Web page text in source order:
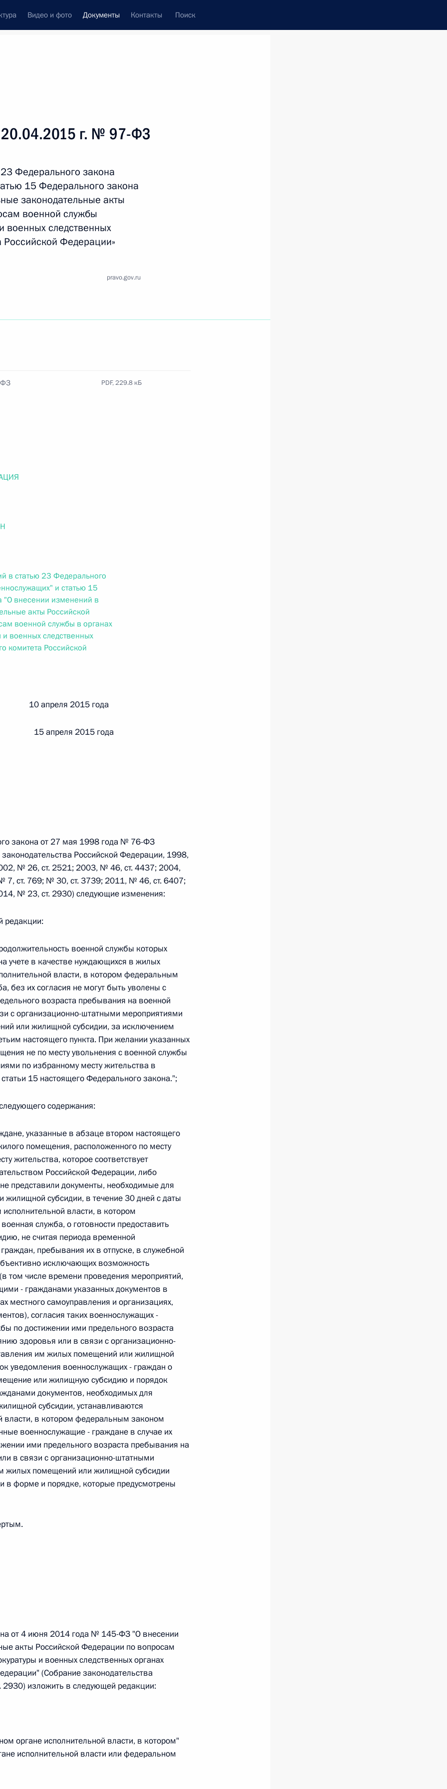
Видео и фото Документы Контакты Поиск
принятия
закона «О статусе военнослужащих» и статью 86
г. № 256-ФЗ
г. № 263-ФЗ
закона «О государственной регистрации
г. № 242-ФЗ
№ 246-ФЗ
г. № 268-ФЗ
«О пробации в Российской Федерации»
г. № 267-ФЗ
закона «О благотворительной деятельности
г. № 251-ФЗ
Федерации и статьи 31 и 151 Уголовно-
г. № 264-ФЗ
закона «Об актах гражданского состояния»
13 статьи 3 Федерального закона «О внесении
состояния“
г. № 270-ФЗ
закона «Об автономных учреждениях»
г. № 244-ФЗ
Российской Федерации и Кабинетом
статусе представительств компетентных органов
Федерации и Киргизской Республике
г. № 252-ФЗ
водного транспорта Российской Федерации и статью 1
измерений»
Федерации об административных правонарушениях
г. № 247-ФЗ
Российской Федерации об административных
г. № 245-ФЗ
20.04.2015 г. № 97-ФЗ
Федерального закона
15 Федерального закона
законодательные акты
военной службы
военных следственных
Российской Федерации»
pravo.gov.ru
ФЗ PDF, 229.8 кБ
в статью 23 Федерального
и статью 15
"О внесении изменений в
акты Российской
военной службы в органах
военных следственных
комитета Российской
10 апреля 2015 года
апреля 2015 года
закона от 27 мая 1998 года № 76-ФЗ
Российской Федерации, 1998,
№ 26, ст. 2521; 2003, № 46, ст. 4437; 2004,
ст. 769; № 30, ст. 3739; 2011, № 46, ст. 6407;
№ 23, ст. 2930) следующие изменения:
редакции:
военной службы которых
учете в качестве нуждающихся в жилых
власти, в котором федеральным
без их согласия не могут быть уволены с
возраста пребывания на военной
с организационно-штатными мероприятиями
или жилищной субсидии, за исключением
настоящего пункта. При желании указанных
не по месту увольнения с военной службы
по избранному месту жительства в
15 настоящего Федерального закона.";
содержания:
указанные в абзаце втором настоящего
помещения, расположенного по месту
жительства, которое соответствует
Российской Федерации, либо
представили документы, необходимые для
субсидии, в течение 30 дней с даты
власти, в котором
служба, о готовности предоставить
не считая периода временной
пребывания их в отпуске, в служебной
исключающих возможность
том числе времени проведения мероприятий,
- гражданами указанных документов в
местного самоуправления и организациях,
согласия таких военнослужащих -
по достижении ими предельного возраста
здоровья или в связи с организационно-
им жилых помещений или жилищной
уведомления военнослужащих - граждан о
или жилищную субсидию и порядок
документов, необходимых для
субсидии, устанавливаются
в котором федеральным законом
военнослужащие - граждане в случае их
ими предельного возраста пребывания на
в связи с организационно-штатными
жилых помещений или жилищной субсидии
форме и порядке, которые предусмотрены
от 4 июня 2014 года № 145-ФЗ "О внесении
акты Российской Федерации по вопросам
и военных следственных органах
(Собрание законодательства
изложить в следующей редакции:
органе исполнительной власти, в котором"
исполнительной власти или федеральном